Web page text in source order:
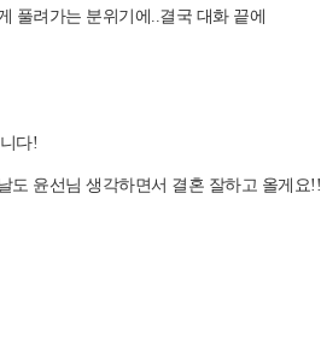
풀려가는 분위기에..결국 대화 끝에
다!
도 윤선님 생각하면서 결혼 잘하고 올게요!!